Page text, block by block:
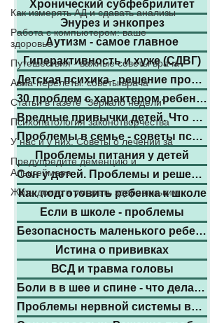
Как измерять АД и сдавать анализы
Работа с компьютером: ваше
здоровье
Путешествия - важные советы врача
Авиа-перелеты: советы врача
Статьи в газете "Зеркало недели"
Психопатология законотворчества
У нас и у них. Советы о лечении за
Предупредите деменцию и
Альцгеймера
Жить долго и умереть здоровеньким
Хронический субфебрилитет
Энурез и энкопрез
Аутизм - самое главное
Гиперактивность и хуже (СДВГ)
Детская психика - решение проблем
30 проблем с характером ребенка
Вредные привычки детей. Что делать.
Проблемы в семье - советы психолого
Проблемы питания у детей
Сон у детей. Проблемы и решения
Как подготовить ребенка к школе
Если в школе - проблемы
Безопасность маленького ребенка
Истина о прививках
ВСД и травма головы
Боли в в шее и спине - что делать!
Проблемы нервной системы взрослых